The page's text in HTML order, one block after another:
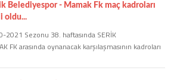
Belediyespor - Mamak Fk maç kadroları
oldu...
2021 Sezonu 38. haftasında SERİK
FK arasında oynanacak karşılaşmasının kadroları